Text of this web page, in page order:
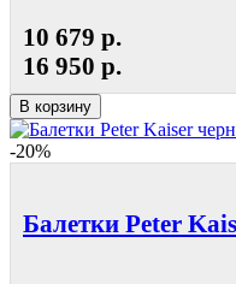
10 679 р.
16 950 р.
В корзину
-20%
Балетки Peter